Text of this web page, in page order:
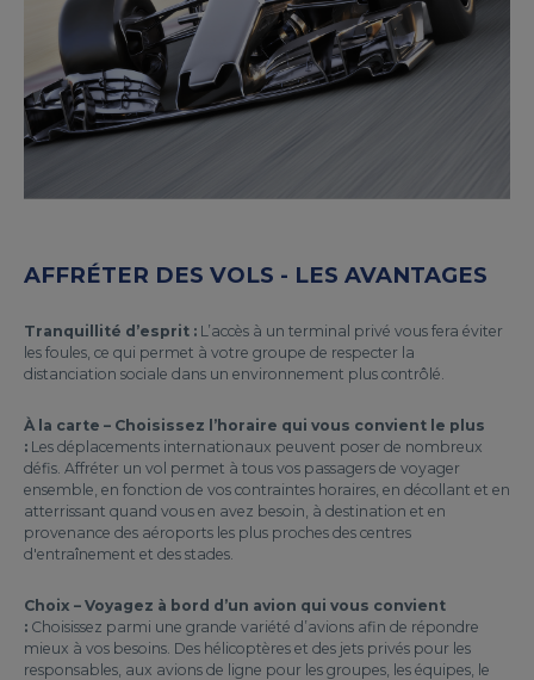
AFFRÉTER DES VOLS - LES AVANTAGES
Tranquillité d’esprit : L’accès à un terminal privé vous fera éviter
les foules, ce qui permet à votre groupe de respecter la
distanciation sociale dans un environnement plus contrôlé.
À la carte – Choisissez l’horaire qui vous convient le plus
: Les déplacements internationaux peuvent poser de nombreux
défis. Affréter un vol permet à tous vos passagers de voyager
ensemble, en fonction de vos contraintes horaires, en décollant et en
atterrissant quand vous en avez besoin, à destination et en
provenance des aéroports les plus proches des centres
d'entraînement et des stades.
Choix – Voyagez à bord d’un avion qui vous convient
: Choisissez parmi une grande variété d’avions afin de répondre
mieux à vos besoins. Des hélicoptères et des jets privés pour les
responsables, aux avions de ligne pour les groupes, les équipes, le